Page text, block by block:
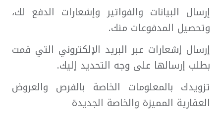
إرسال البيانات والفواتير وإشعارات الدفع لك،
وتحصيل المدفوعات منك.
إرسال إشعارات عبر البريد الإلكتروني التي قمت
بطلب إرسالها على وجه التحديد إليك.
تزويدك بالمعلومات الخاصة بالفرص والعروض
العقارية المميزة والخاصة الجديدة